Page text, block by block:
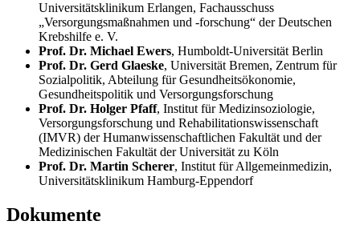
Universitätsklinikum Erlangen, Fachausschuss
„Versorgungsmaßnahmen und -forschung“ der Deutschen
Krebshilfe e. V.
Prof. Dr. Michael Ewers, Humboldt-Universität Berlin
Prof. Dr. Gerd Glaeske, Universität Bremen, Zentrum für
Sozialpolitik, Abteilung für Gesundheitsökonomie,
Gesundheitspolitik und Versorgungsforschung
Prof. Dr. Holger Pfaff, Institut für Medizinsoziologie,
Versorgungsforschung und Rehabilitationswissenschaft
(IMVR) der Humanwissenschaftlichen Fakultät und der
Medizinischen Fakultät der Universität zu Köln
Prof. Dr. Martin Scherer, Institut für Allgemeinmedizin,
Universitätsklinikum Hamburg-Eppendorf
Dokumente